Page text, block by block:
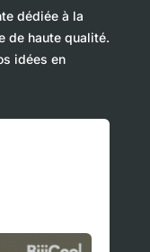
dédiée à la
de haute qualité.
idées en